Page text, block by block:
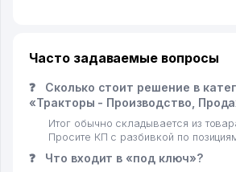
Часто задаваемые вопросы
❓
Сколько стоит решение в
«Тракторы - Производство,
Итог обычно складывается из
Просите КП с разбивкой по
❓ Что входит в «под ключ»?